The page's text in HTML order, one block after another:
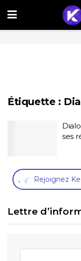
Étiquette :
ses
, Rejoignez
Lettre